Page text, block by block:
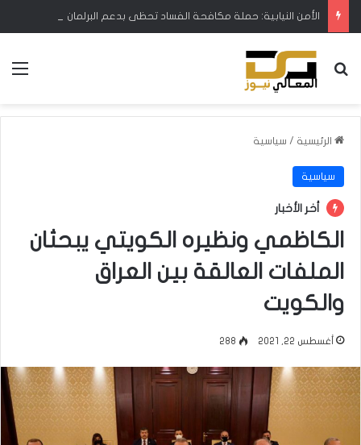
بحث عن
الرئيسية / سياسية
سياسية
أخر الأخبار
الكاظمي ونظيره الكويتي يبحثان
الملفات العالقة بين العراق
والكويت
أغسطس 22, 2021 288